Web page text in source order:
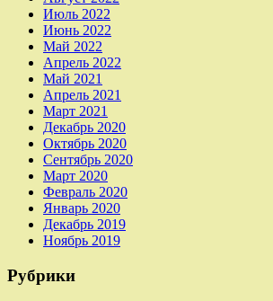
Июль 2022
Июнь 2022
Май 2022
Апрель 2022
Май 2021
Апрель 2021
Март 2021
Декабрь 2020
Октябрь 2020
Сентябрь 2020
Март 2020
Февраль 2020
Январь 2020
Декабрь 2019
Ноябрь 2019
Рубрики